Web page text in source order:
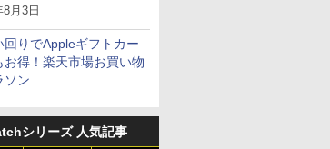
8月3日
回りでAppleギフトカー
お得！楽天市場お買い物
ソン
シリーズ 人気記事